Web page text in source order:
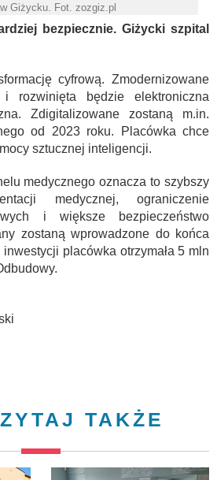
Giżycku. Fot. zozgiz.pl
bezpiecznie. Giżycki szpital
cyfrową. Zmodernizowane
rozwinięta będzie elektroniczna
Zdigitalizowane zostaną m.in.
od 2023 roku. Placówka chce
sztucznej inteligencji.
medycznego oznacza to szybszy
medycznej, ograniczenie
i większe bezpieczeństwo
zostaną wprowadzone do końca
placówka otrzymała 5 mln
TAKŻE